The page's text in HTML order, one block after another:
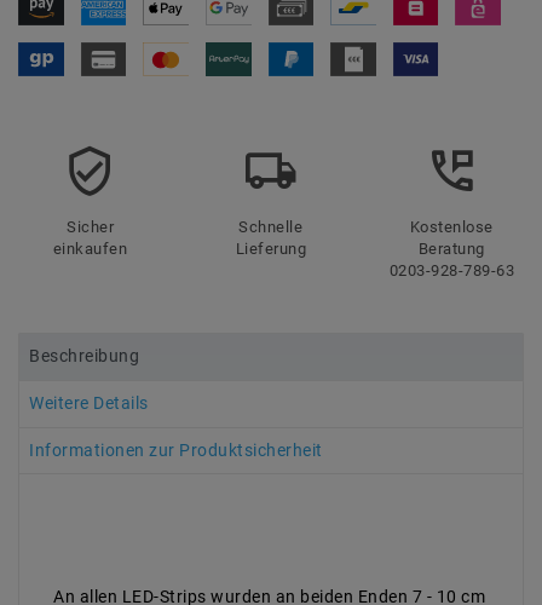
Sicher
einkaufen
Schnelle
Lieferung
Kostenlose
Beratung
0203-928-789-63
Beschreibung
Weitere Details
Informationen zur Produktsicherheit
An allen LED-Strips wurden an beiden Enden 7 - 10 cm